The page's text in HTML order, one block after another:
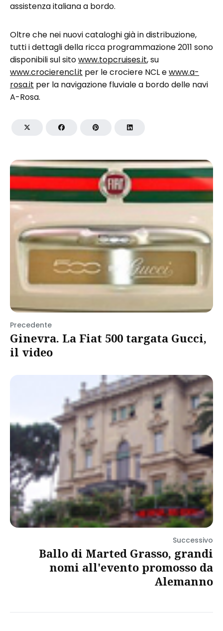
assistenza italiana a bordo.
Oltre che nei nuovi cataloghi già in distribuzione,
tutti i dettagli della ricca programmazione 2011 sono
disponibili sul sitowww.topcruises.it, su
www.crocierencl.it per le crociere NCL ewww.a-
rosa.it per la navigazione fluviale a bordo delle navi
A-Rosa.
Precedente
Ginevra. La Fiat 500 targata Gucci,
il video
Successivo
Ballo di Marted Grasso, grandi
nomi all'evento promosso da
Alemanno